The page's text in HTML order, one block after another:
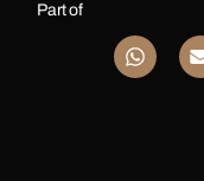
Part of